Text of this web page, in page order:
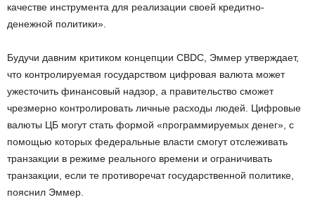
качестве инструмента для реализации своей кредитно-
денежной политики».
Будучи давним критиком концепции CBDC, Эммер утверждает,
что контролируемая государством цифровая валюта может
ужесточить финансовый надзор, а правительство сможет
чрезмерно контролировать личные расходы людей. Цифровые
валюты ЦБ могут стать формой «программируемых денег», с
помощью которых федеральные власти смогут отслеживать
транзакции в режиме реального времени и ограничивать
транзакции, если те противоречат государственной политике,
пояснил Эммер.